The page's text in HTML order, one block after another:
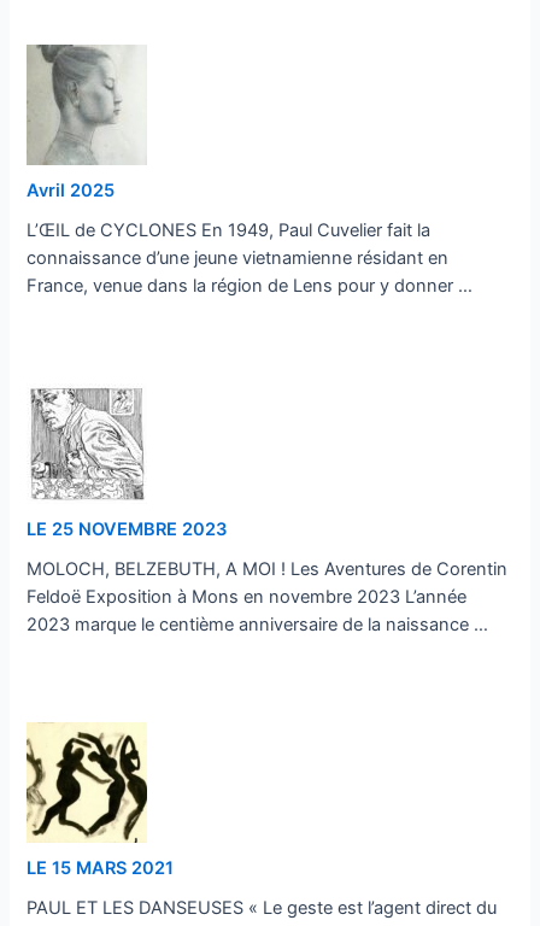
Avril 2025
L’ŒIL de CYCLONES En 1949, Paul Cuvelier fait la
connaissance d’une jeune vietnamienne résidant en
France, venue dans la région de Lens pour y donner …
LE 25 NOVEMBRE 2023
MOLOCH, BELZEBUTH, A MOI ! Les Aventures de Corentin
Feldoë Exposition à Mons en novembre 2023 L’année
2023 marque le centième anniversaire de la naissance …
LE 15 MARS 2021
PAUL ET LES DANSEUSES « Le geste est l’agent direct du